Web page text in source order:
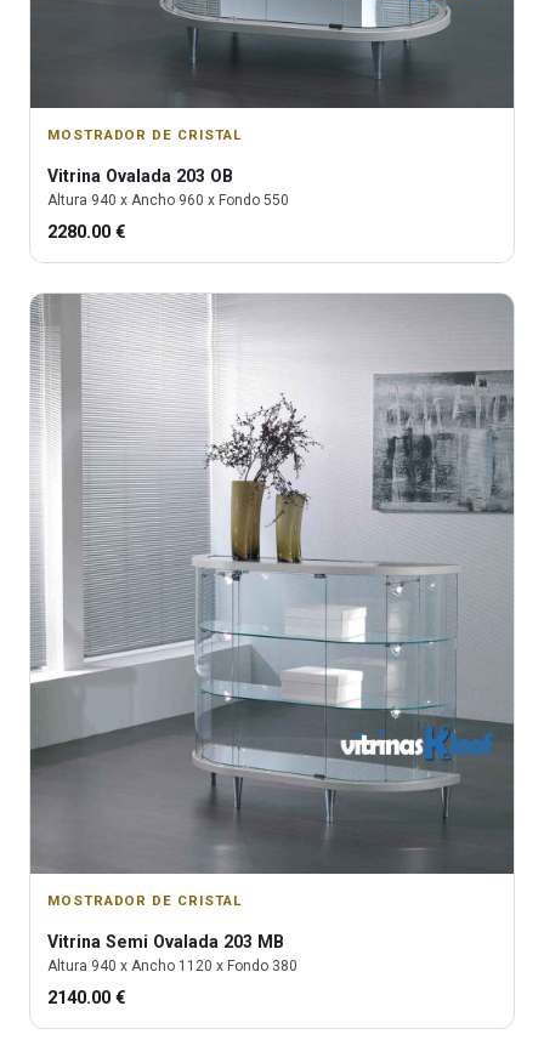
MOSTRADOR DE CRISTAL
Vitrina Ovalada 203 OB
Altura 940 x Ancho 960 x Fondo 550
2280.00 €
MOSTRADOR DE CRISTAL
Vitrina Semi Ovalada 203 MB
Altura 940 x Ancho 1120 x Fondo 380
2140.00 €